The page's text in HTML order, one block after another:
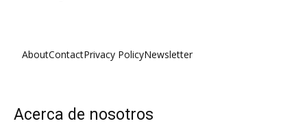
AboutContactPrivacy PolicyNewsletter
Acerca de nosotros